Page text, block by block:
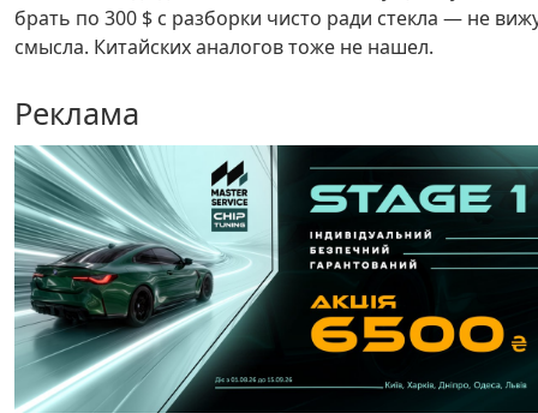
брать по 300 $ с разборки чисто ради стекла — не
смысла. Китайских аналогов тоже не нашел.
Реклама